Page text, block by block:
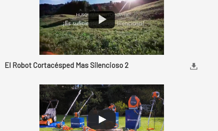
El Robot Cortacésped Mas Silencioso 2